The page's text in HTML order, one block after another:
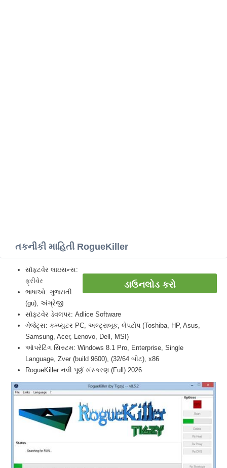
તકનીકી માહિતી RogueKiller
ડાઉનલોડ કરો
સૉફ્ટવેર લાઇસન્સ:
ફ્રીવેર
ભાષાઓ: ગુજરાતીં
(gu), અંગ્રેજી
સૉફ્ટવેર ડેવલપર: Adlice Software
ગેજેટ્સ: કમ્પ્યુટર PC, અલ્ટ્રાબૂક, લેપટોપ (Toshiba, HP, Asus,
Samsung, Acer, Lenovo, Dell, MSI)
ઑપરેટિંગ સિસ્ટમ: Windows 8.1 Pro, Enterprise, Single
Language, Zver (build 9600), (32/64 બીટ), x86
RogueKiller નવી પૂર્ણ સંસ્કરણ (Full) 2026